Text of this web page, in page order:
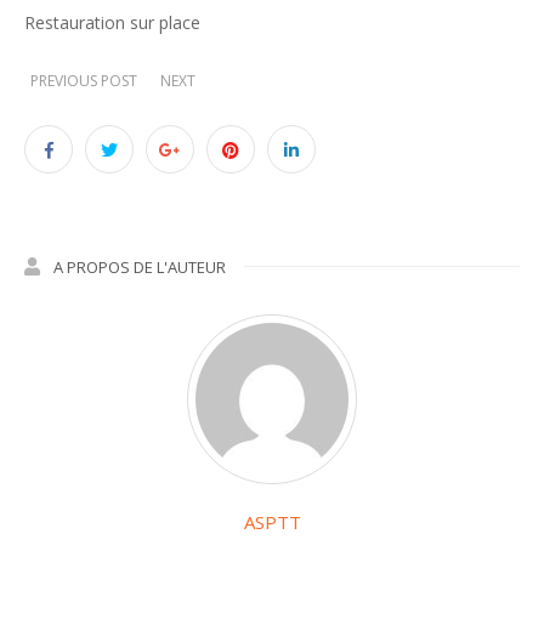
Restauration sur place
PREVIOUS POST NEXT
A PROPOS DE L'AUTEUR
ASPTT